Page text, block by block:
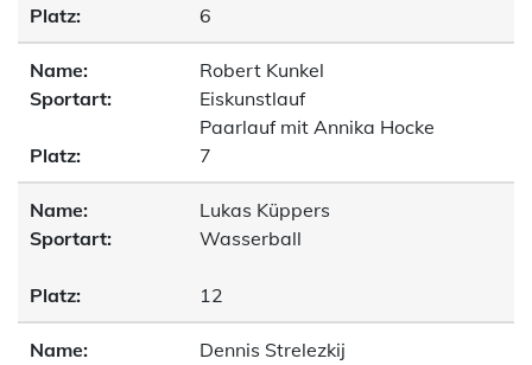
Platz:
6
Name:
Robert Kunkel
Sportart:
Eiskunstlauf
Paarlauf mit Annika Hocke
Platz:
7
Name:
Lukas Küppers
Sportart:
Wasserball
Platz: 12
Name:
Dennis Strelezkij